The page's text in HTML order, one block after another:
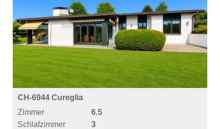
CH-6944 Cureglia
Zimmer
6.5
Schlafzimmer
3